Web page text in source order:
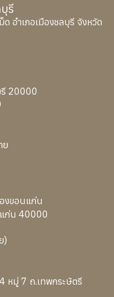
รี
อำเภอเมืองชลบุรี จังหวัด
รี 20000
ย
งขอนแก่น
แก่น 40000
)
หมู่ 7 ถ.เทพกระษัตรี